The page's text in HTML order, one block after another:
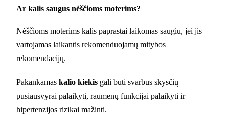
Ar kalis saugus nėščioms moterims?
Nėščioms moterims kalis paprastai laikomas saugiu, jei jis
vartojamas laikantis rekomenduojamų mitybos
rekomendacijų.
Pakankamas kalio kiekis gali būti svarbus skysčių
pusiausvyrai palaikyti, raumenų funkcijai palaikyti ir
hipertenzijos rizikai mažinti.